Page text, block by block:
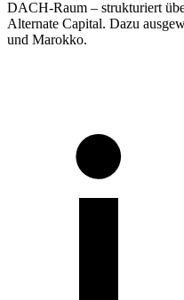
DACH-Raum – strukturiert
Alternate Capital. Dazu
und Marokko.